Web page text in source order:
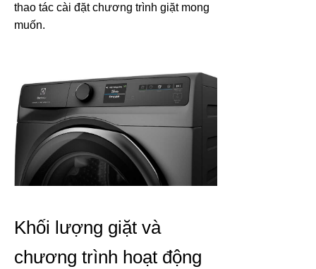
thao tác cài đặt chương trình giặt mong
muốn.
Khối lượng giặt và
chương trình hoạt động